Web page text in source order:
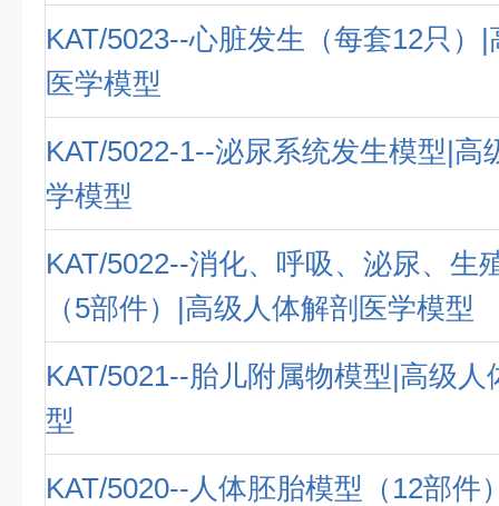
KAT/5023--心脏发生（每套12只）
医学模型
KAT/5022-1--泌尿系统发生模型|高
学模型
KAT/5022--消化、呼吸、泌尿、生
（5部件）|高级人体解剖医学模型
KAT/5021--胎儿附属物模型|高级人
型
KAT/5020--人体胚胎模型（12部件